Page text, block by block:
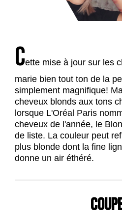
Cette mise à jour sur les
marie bien tout ton de la
simplement magnifique!
cheveux blonds aux tons
lorsque L'Oréal Paris
cheveux de l'année, le
de liste. La couleur peut
plus blonde dont la fine
donne un air éthéré.